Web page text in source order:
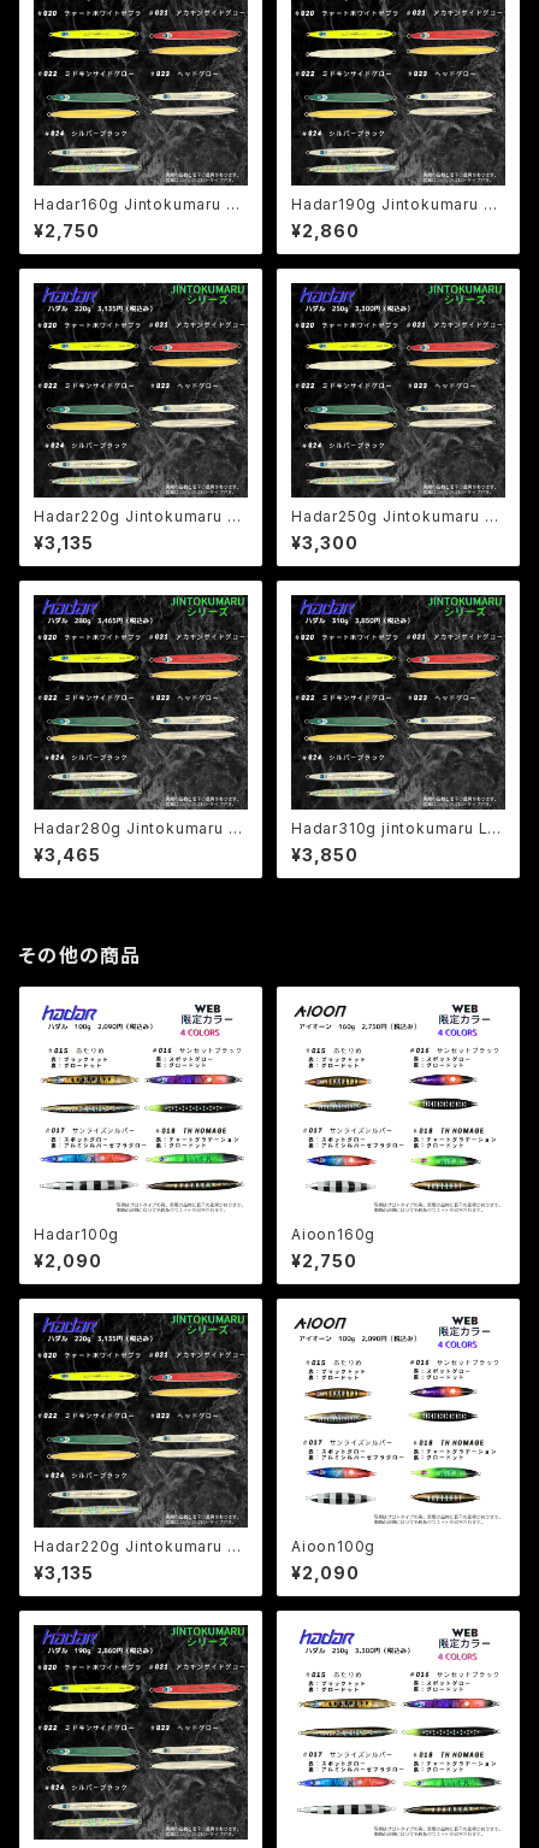
Hadar160g Jintokumaru LT
D
¥2,750
Hadar190g Jintokumaru LT
D
¥2,860
Hadar220g Jintokumaru LT
D
¥3,135
Hadar250g Jintokumaru LT
D
¥3,300
Hadar280g Jintokumaru L
TD
¥3,465
Hadar310g jintokumaru LT
D
¥3,850
その他の商品
Hadar100g
¥2,090
Aioon160g
¥2,750
Hadar220g Jintokumaru LT
D
¥3,135
Aioon100g
¥2,090